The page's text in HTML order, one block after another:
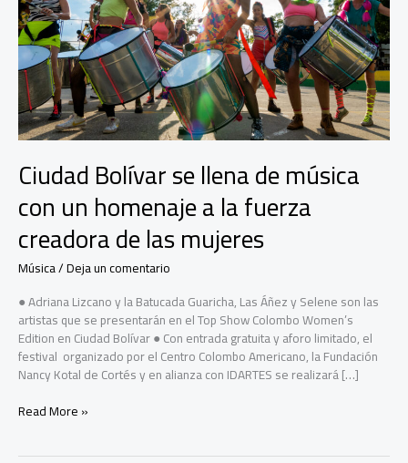
Ciudad Bolívar se llena de música
con un homenaje a la fuerza
creadora de las mujeres
Música/Deja un comentario
● Adriana Lizcano y la Batucada Guaricha, Las Áñez y Selene son las
artistas que se presentarán en el Top Show Colombo Women’s
Edition en Ciudad Bolívar ● Con entrada gratuita y aforo limitado, el
festival organizado por el Centro Colombo Americano, la Fundación
Nancy Kotal de Cortés y en alianza con IDARTES se realizará […]
Ciudad
Read More »